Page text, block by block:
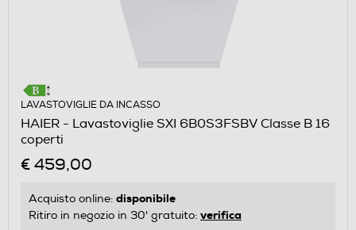
LAVASTOVIGLIE DA INCASSO
HAIER - Lavastoviglie SXI 6B0S3FSBV Classe B 16
coperti
€ 459,00
Acquisto online: disponibile
Ritiro in negozio in 30' gratuito: verifica